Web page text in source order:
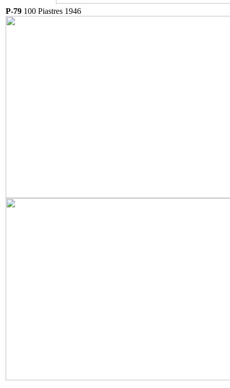
P-79 100 Piastres 1946